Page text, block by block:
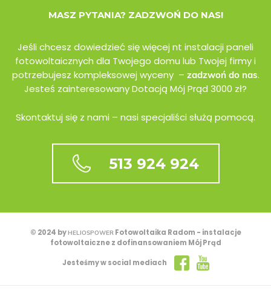
MASZ PYTANIA? ZADZWOŃ DO NAS!
Jeśli chcesz dowiedzieć się więcej nt instalacji paneli
fotowoltaicznych dla Twojego domu lub Twojej firmy i
potrzebujesz kompleksowej wyceny – zadzwoń do nas.
Jesteś zainteresowany Dotacją Mój Prąd 3000 zł?
Skontaktuj się z nami – nasi specjaliści służą pomocą.
513 924 924
© 2024 byHELIOSPOWERFotowoltaika Radom - instalacje
fotowoltaiczne z dofinansowaniem Mój Prąd
Jesteśmy w social mediach